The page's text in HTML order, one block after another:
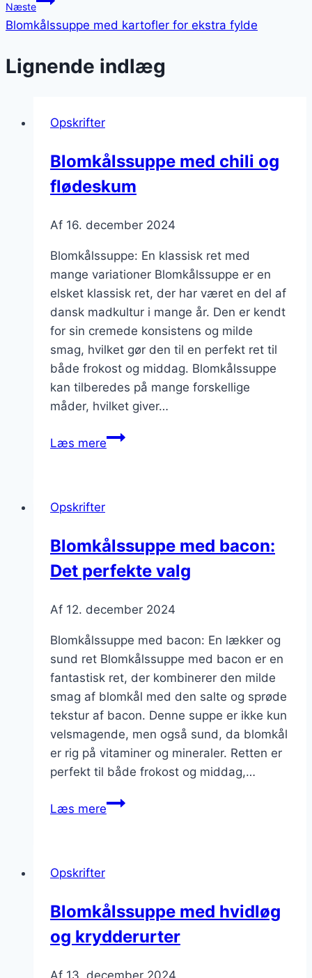
Næste
Blomkålssuppe med kartofler for ekstra fylde
Lignende indlæg
Opskrifter
Blomkålssuppe med chili og
flødeskum
Af 16. december 2024
Blomkålssuppe: En klassisk ret med
mange variationer Blomkålssuppe er en
elsket klassisk ret, der har været en del af
dansk madkultur i mange år. Den er kendt
for sin cremede konsistens og milde
smag, hvilket gør den til en perfekt ret til
både frokost og middag. Blomkålssuppe
kan tilberedes på mange forskellige
måder, hvilket giver…
Læs mereBlomkålssuppe
Opskrifter
Blomkålssuppe med bacon:
Det perfekte valg
Af 12. december 2024
Blomkålssuppe med bacon: En lækker og
sund ret Blomkålssuppe med bacon er en
fantastisk ret, der kombinerer den milde
smag af blomkål med den salte og sprøde
tekstur af bacon. Denne suppe er ikke kun
velsmagende, men også sund, da blomkål
er rig på vitaminer og mineraler. Retten er
perfekt til både frokost og middag,…
Læs mereBlomkålssuppe
Opskrifter
Blomkålssuppe med hvidløg
og krydderurter
Af 13. december 2024